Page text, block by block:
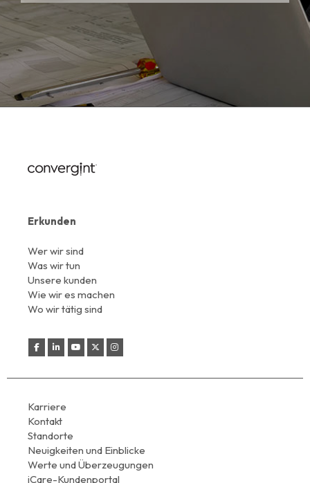
Erkunden
Wer wir sind
Was wir tun
Unsere kunden
Wie wir es machen
Wo wir tätig sind
Karriere
Kontakt
Standorte
Neuigkeiten und Einblicke
Werte und Überzeugungen
iCare-Kundenportal